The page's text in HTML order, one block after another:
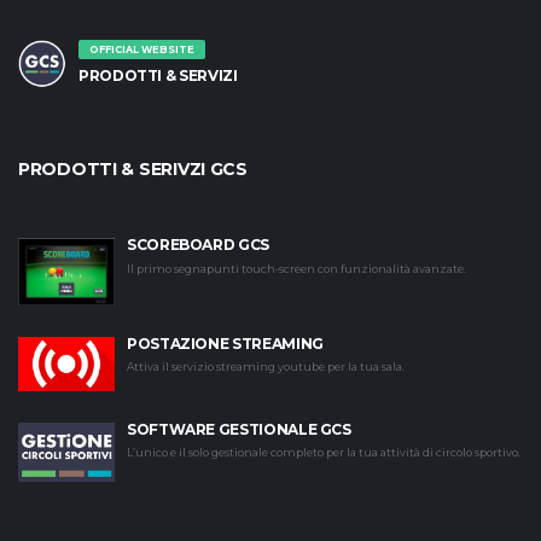
OFFICIAL WEBSITE
PRODOTTI & SERVIZI
PRODOTTI & SERIVZI GCS
SCOREBOARD GCS
Il primo segnapunti touch-screen con funzionalità avanzate.
POSTAZIONE STREAMING
Attiva il servizio streaming youtube per la tua sala.
SOFTWARE GESTIONALE GCS
L’unico e il solo gestionale completo per la tua attività di circolo sportivo.